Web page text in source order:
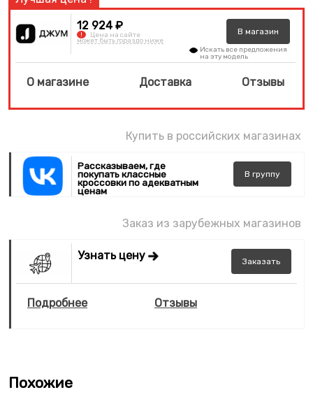
12 924 ₽
! Цена на сайте
может быть гораздо ниже
В магазин
Искать все предложения
на эту модель
О магазине Доставка Отзывы
Купить в российских магазинах
Рассказываем, где
покупать классные
кроссовки по адекватным
ценам
В группу
Заказ из зарубежных магазинов
Узнать цену Заказать
Подробнее Отзывы
Похожие